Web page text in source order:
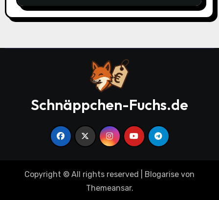
Schnäppchen-Fuchs.de
Copyright © All rights reserved Blogarise von
Themeansar.